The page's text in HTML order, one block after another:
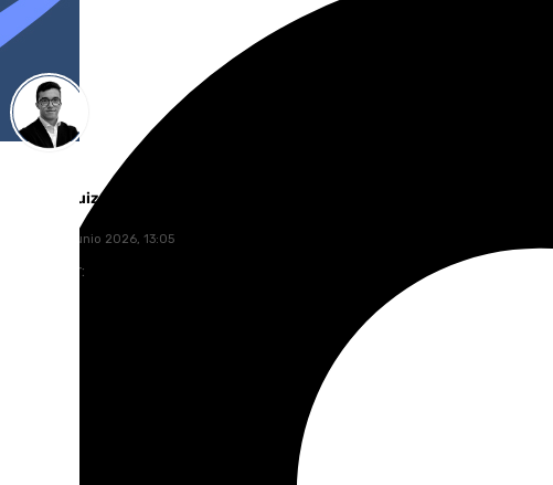
Chema Ruiz
jueves, 25 junio 2026, 13:05
Compartir: